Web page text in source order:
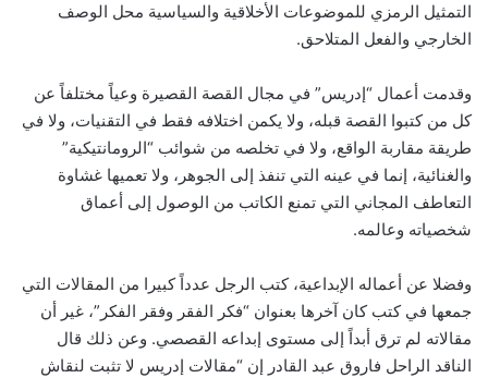
التمثيل الرمزي للموضوعات الأخلاقية والسياسية محل الوصف
الخارجي والفعل المتلاحق.
وقدمت أعمال “إدريس” في مجال القصة القصيرة وعياً مختلفاً عن
كل من كتبوا القصة قبله، ولا يكمن اختلافه فقط في التقنيات، ولا في
طريقة مقاربة الواقع، ولا في تخلصه من شوائب “الرومانتيكية”
والغنائية، إنما في عينه التي تنفذ إلى الجوهر، ولا تعميها غشاوة
التعاطف المجاني التي تمنع الكاتب من الوصول إلى أعماق
شخصياته وعالمه.
وفضلا عن أعماله الإبداعية، كتب الرجل عدداً كبيرا من المقالات التي
جمعها في كتب كان آخرها بعنوان “فكر الفقر وفقر الفكر”، غير أن
مقالاته لم ترق أبداً إلى مستوى إبداعه القصصي. وعن ذلك قال
الناقد الراحل فاروق عبد القادر إن “مقالات إدريس لا تثبت لنقاش